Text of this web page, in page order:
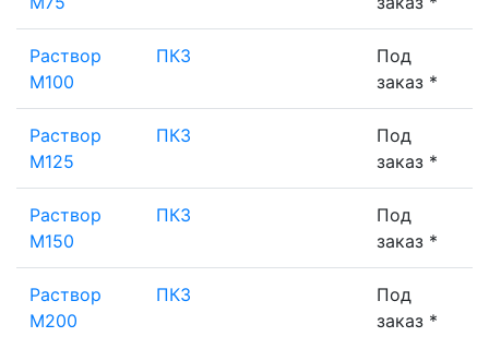
Раствор
М100
ПК3
Под
заказ *
Раствор
М125
ПК3
Под
заказ *
Раствор
М150
ПК3
Под
заказ *
Раствор
М200
ПК3
Под
заказ *